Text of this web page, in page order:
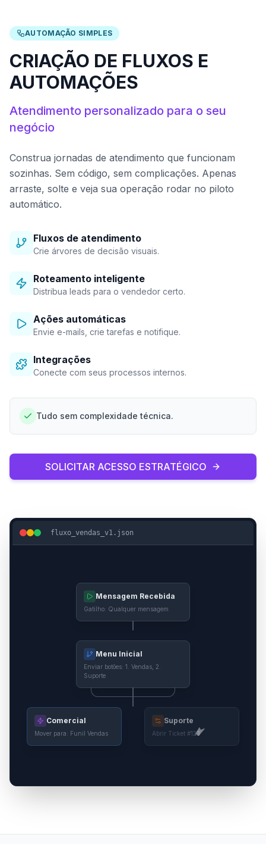
fluxo_vendas_v1.json
Mensagem Recebida
Gatilho: Qualquer mensagem
Menu Inicial
Enviar botões: 1. Vendas, 2.
Suporte
Comercial
Mover para: Funil Vendas
Suporte
Abrir Ticket #123
AUTOMAÇÃO SIMPLES
CRIAÇÃO DE FLUXOS E
AUTOMAÇÕES
Atendimento personalizado para o seu
negócio
Construa jornadas de atendimento que funcionam
sozinhas. Sem código, sem complicações. Apenas
arraste, solte e veja sua operação rodar no piloto
automático.
Fluxos de atendimento
Crie árvores de decisão visuais.
Roteamento inteligente
Distribua leads para o vendedor certo.
Ações automáticas
Envie e-mails, crie tarefas e notifique.
Integrações
Conecte com seus processos internos.
Tudo sem complexidade técnica.
SOLICITAR ACESSO ESTRATÉGICO